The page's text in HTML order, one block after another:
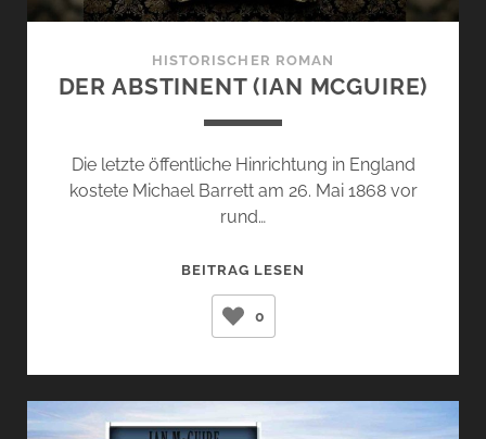
HISTORISCHER ROMAN
DER ABSTINENT (IAN MCGUIRE)
Die letzte öffentliche Hinrichtung in England
kostete Michael Barrett am 26. Mai 1868 vor
rund…
BEITRAG LESEN
0